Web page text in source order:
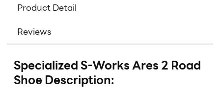
Product Detail
Reviews
Specialized S-Works Ares 2 Road
Shoe Description: